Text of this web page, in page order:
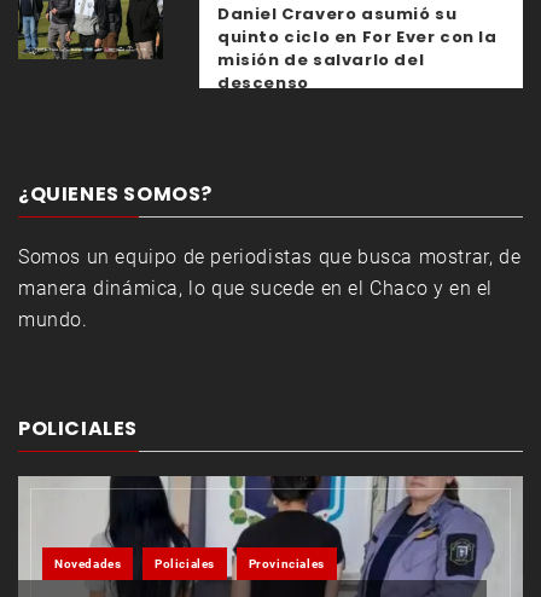
Daniel Cravero asumió su
quinto ciclo en For Ever con la
misión de salvarlo del
descenso
¿QUIENES SOMOS?
Somos un equipo de periodistas que busca mostrar, de
manera dinámica, lo que sucede en el Chaco y en el
mundo.
POLICIALES
Novedades Policiales Provinciales